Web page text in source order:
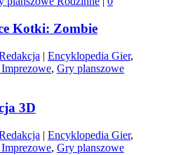
Kotki: Zombie
| Encyklopedia Gier,
, Gry planszowe
3D
| Encyklopedia Gier,
, Gry planszowe